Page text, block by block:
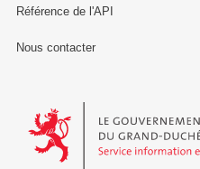
Référence de l'API
Nous contacter
Le Gouvernement du Grand-